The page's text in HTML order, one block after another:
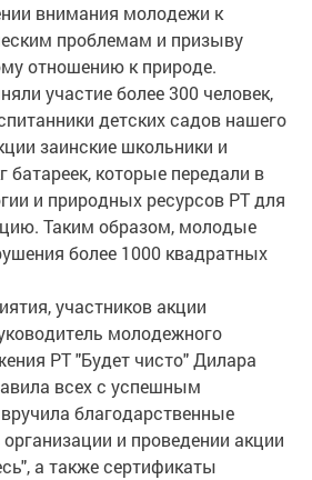
внимания молодежи к
проблемам и призыву
отношению к природе.
участие более 300 человек,
детских садов нашего
заинские школьники и
батареек, которые передали в
и природных ресурсов РТ для
Таким образом, молодые
более 1000 квадратных
участников акции
молодежного
РТ "Будет чисто" Дилара
всех с успешным
благодарственные
и проведении акции
а также сертификаты